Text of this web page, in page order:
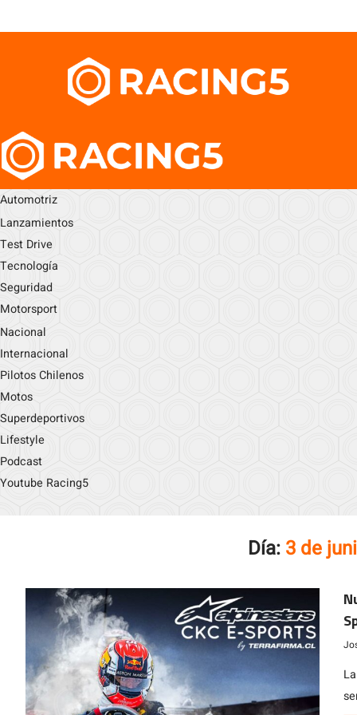
Automotriz
Lanzamientos
Test Drive
Tecnología
Seguridad
Motorsport
Nacional
Internacional
Pilotos Chilenos
Motos
Superdeportivos
Lifestyle
Podcast
Youtube Racing5
Día: 3 de